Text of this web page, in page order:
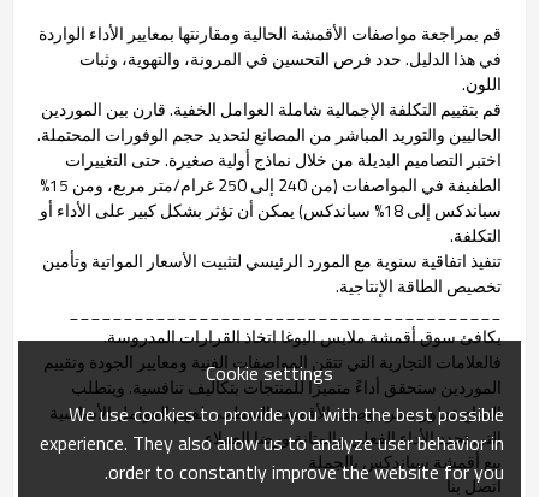
قم بمراجعة مواصفات الأقمشة الحالية ومقارنتها بمعايير الأداء الواردة
في هذا الدليل. حدد فرص التحسين في المرونة، والتهوية، وثبات
اللون.
قم بتقييم التكلفة الإجمالية شاملة العوامل الخفية. قارن بين الموردين
الحاليين والتوريد المباشر من المصانع لتحديد حجم الوفورات المحتملة.
اختبر التصاميم البديلة من خلال نماذج أولية صغيرة. حتى التغييرات
الطفيفة في المواصفات (من 240 إلى 250 غرام/متر مربع، ومن 15%
سباندكس إلى 18% سباندكس) يمكن أن تؤثر بشكل كبير على الأداء أو
التكلفة.
تنفيذ اتفاقية سنوية مع المورد الرئيسي لتثبيت الأسعار المواتية وتأمين
تخصيص الطاقة الإنتاجية.
يكافئ سوق أقمشة ملابس اليوغا اتخاذ القرارات المدروسة.
فالعلامات التجارية التي تتقن المواصفات الفنية ومعايير الجودة وتقييم
الموردين ستحقق أداءً متميزًا للمنتجات بتكاليف تنافسية. ويتطلب
النجاح تجاوز مجرد وصف الأقمشة السطحي لفهم العوامل الأساسية
التي تحدد الأداء الفعلي والمتانة ورضا العملاء.
بيع أقمشة سباندكس بالجملة
اتصل بنا
Cookie settings
We use cookies to provide you with the best possible
experience. They also allow us to analyze user behavior in
order to constantly improve the website for you.